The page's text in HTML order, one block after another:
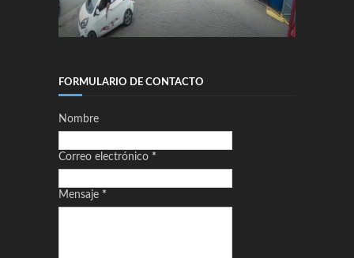
FORMULARIO DE CONTACTO
Nombre
Correo electrónico *
Mensaje *